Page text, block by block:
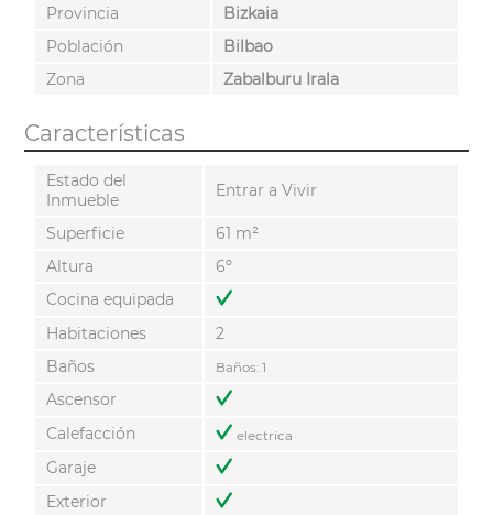
Provincia
Bizkaia
Población
Bilbao
Zona
Zabalburu Irala
Características
Estado del
Inmueble
Entrar a Vivir
Superficie
61 m²
Altura
6º
Cocina equipada
Habitaciones
2
Baños
Baños: 1
Ascensor
Calefacción
electrica
Garaje
Exterior